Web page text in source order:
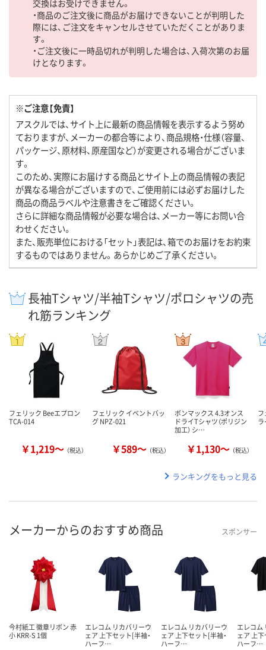
交換はお受けできません。
・商品のご注文後に商品がお届けできないことが判明した
際には、ご注文をキャンセルさせていただくことがありま
す。
・ご注文後に一時品切れが判明した場合は、入荷次第のお届
けとなります。
※ご注意【免責】
アスクルでは、サイト上に最新の商品情報を表示するよう努め
ておりますが、メーカーの都合等により、商品規格・仕様（容量、
パッケージ、原材料、原産国など）が変更される場合がございま
す。
このため、実際にお届けする商品とサイト上の商品情報の表記
が異なる場合がございますので、ご使用前には必ずお届けした
商品の商品ラベルや注意書きをご確認ください。
さらに詳細な商品情報が必要な場合は、メーカー等にお問い合
わせください。
また、販売単位における「セット」表記は、箱でのお届けをお約束
するものではありません。あらかじめご了承ください。
長袖Tシャツ/半袖Tシャツ/ポロシャツの売
れ筋ランキング
フェリック Beeエプロン
TCA-014
￥1,219～ （税込）
フェリック イベントバッ
グ NPZ-021
￥589～ （税込）
ボンマックス 4.3オンス
ドライTシャツ（ポリジン
加工） シ…
￥1,130～ （税込）
ランキングをもっと見る
メーカーからのおすすめ商品 スポンサー
今村紙工 徽章リボン 赤
小 KRR-S 1個
エレコム リカバリーウ
ェア 上下セット[半袖・
ハーフ…
エレコム リカバリーウ
ェア 上下セット[半袖・
ハーフ…
エレコム
ェア 上
ハーフ…